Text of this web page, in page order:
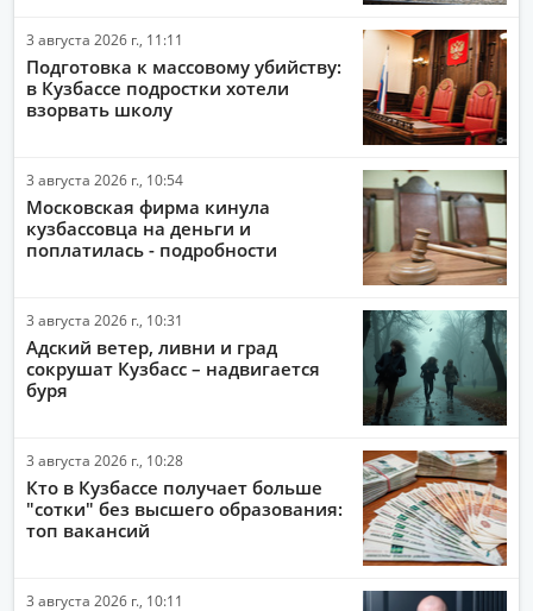
ИНТЕРНЕТ
НАУКА И ТЕХНОЛОГИИ
РАБОТА И ДЕНЬГИ
3 августа 2026 г., 11:11
Подготовка к массовому убийству:
в Кузбассе подростки хотели
взорвать школу
3 августа 2026 г., 10:54
Московская фирма кинула
кузбассовца на деньги и
поплатилась - подробности
3 августа 2026 г., 10:31
Адский ветер, ливни и град
сокрушат Кузбасс – надвигается
буря
3 августа 2026 г., 10:28
Кто в Кузбассе получает больше
"сотки" без высшего образования:
топ вакансий
3 августа 2026 г., 10:11